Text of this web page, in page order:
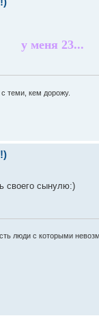
у меня 23...
теми, кем дорожу.
своего сынулю:)
люди с которыми